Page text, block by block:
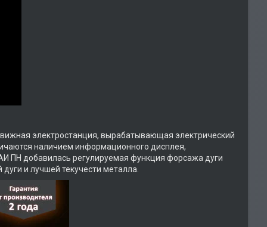
электростанция, вырабатывающая электрический
наличием информационного дисплея,
ПН добавилась регулируемая функция форсажа дуги
и лучшей текучести металла.